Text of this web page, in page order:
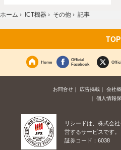
ホーム › ICT機器 › その他 › 記事
TOP
Home
Official
Facebook
お問合せ 広告掲載 会社
個人情報
リシードは、株式会
営するサービスです。
証券コード：6038